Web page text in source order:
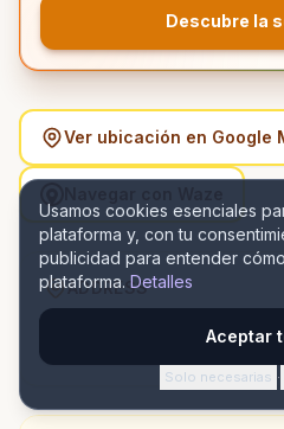
Usamos cookies esenciales
plataforma y, con tu
publicidad para entender
plataforma. Detalles
Aceptar
Solo necesarias ·
Descubre la
Ver ubicación en Google
ADDRESS
Strada Iederii nr 10A, 510077